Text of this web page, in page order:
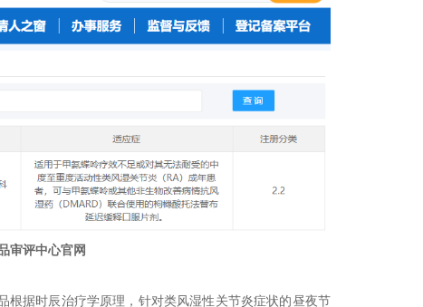
审评中心官网
根据时辰治疗学原理，针对类风湿性关节炎症状的昼夜节